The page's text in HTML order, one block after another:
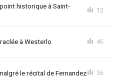
historique à Saint-
12
à Westerlo 45
le récital de Fernandez 36